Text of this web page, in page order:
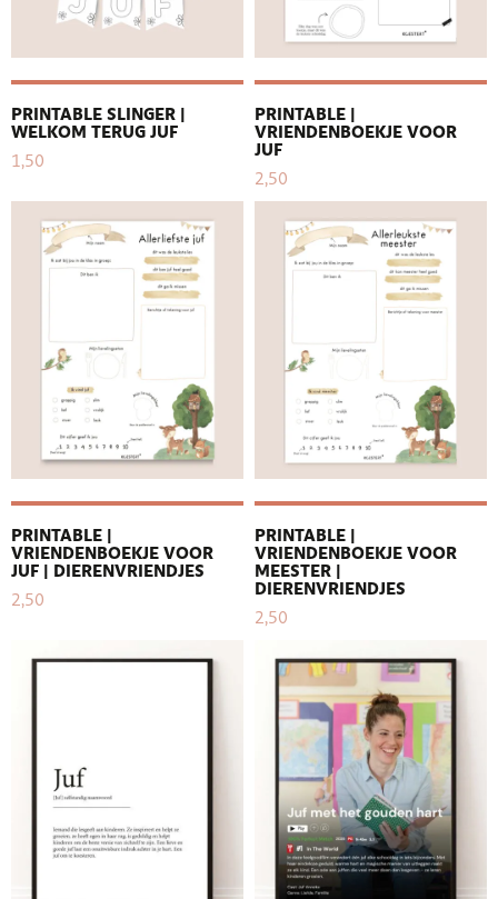
PRINTABLE SLINGER |
WELKOM TERUG JUF
1,50
PRINTABLE |
VRIENDENBOEKJE VOOR
JUF
2,50
PRINTABLE |
VRIENDENBOEKJE VOOR
JUF | DIERENVRIENDJES
2,50
PRINTABLE |
VRIENDENBOEKJE VOOR
MEESTER |
DIERENVRIENDJES
2,50